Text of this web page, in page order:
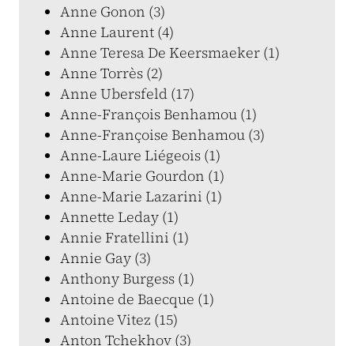
Anne Gonon (3)
Anne Laurent (4)
Anne Teresa De Keersmaeker (1)
Anne Torrès (2)
Anne Ubersfeld (17)
Anne-François Benhamou (1)
Anne-Françoise Benhamou (3)
Anne-Laure Liégeois (1)
Anne-Marie Gourdon (1)
Anne-Marie Lazarini (1)
Annette Leday (1)
Annie Fratellini (1)
Annie Gay (3)
Anthony Burgess (1)
Antoine de Baecque (1)
Antoine Vitez (15)
Anton Tchekhov (3)